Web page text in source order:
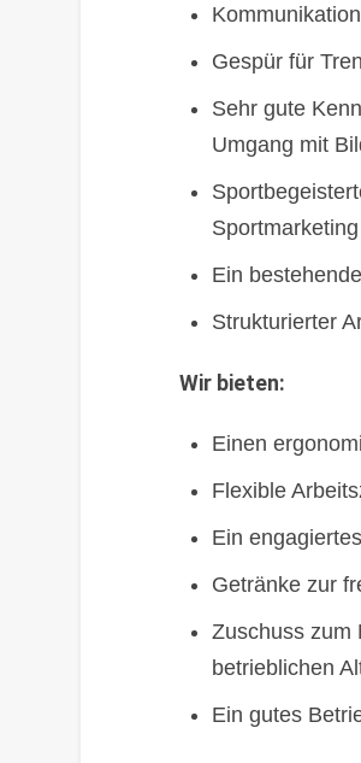
Gespür für
Sehr gute
Umgang mit
Ein
Strukturierter
Wir bieten:
Einen
Flexible
Ein
Getränke zur
Zuschuss zum
betrieblichen
Ein gutes